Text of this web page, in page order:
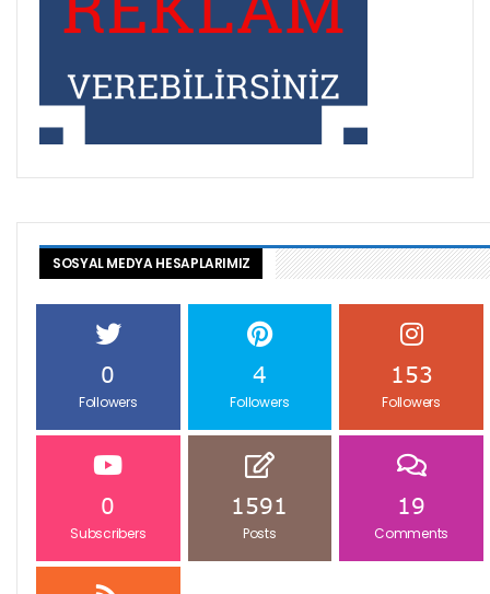
SOSYAL MEDYA HESAPLARIMIZ
0
Followers
4
Followers
153
Followers
0
Subscribers
1591
Posts
19
Comments